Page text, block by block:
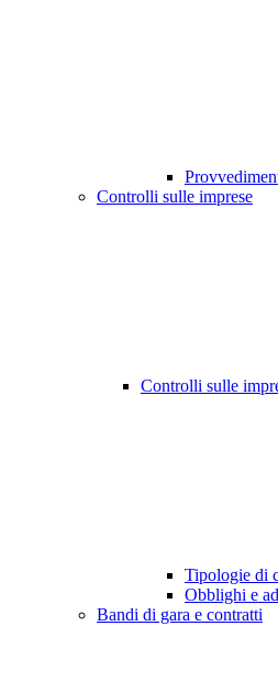
Controlli sulle imprese
Controlli sulle
Tipologie di
Obblighi e
Bandi di gara e contratti